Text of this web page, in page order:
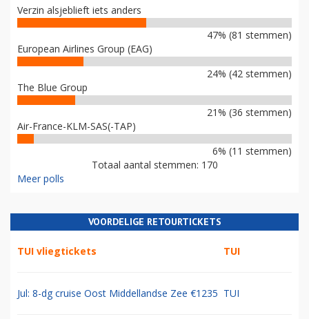
Verzin alsjeblieft iets anders
47% (81 stemmen)
European Airlines Group (EAG)
24% (42 stemmen)
The Blue Group
21% (36 stemmen)
Air-France-KLM-SAS(-TAP)
6% (11 stemmen)
Totaal aantal stemmen: 170
Meer polls
VOORDELIGE RETOURTICKETS
TUI vliegtickets TUI
Jul: 8-dg cruise Oost Middellandse Zee €1235 TUI